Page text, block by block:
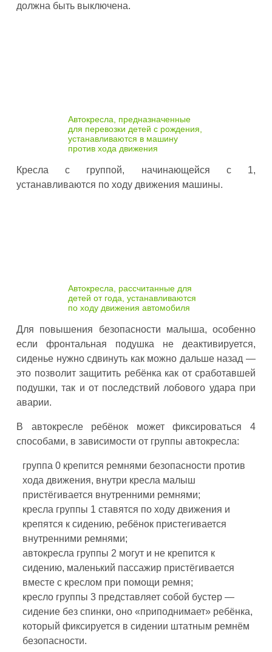
должна быть выключена.
Автокресла, предназначенные
для перевозки детей с рождения,
устанавливаются в машину
против хода движения
Кресла с группой, начинающейся с 1,
устанавливаются по ходу движения машины.
Автокресла, рассчитанные для
детей от года, устанавливаются
по ходу движения автомобиля
Для повышения безопасности малыша, особенно
если фронтальная подушка не деактивируется,
сиденье нужно сдвинуть как можно дальше назад —
это позволит защитить ребёнка как от сработавшей
подушки, так и от последствий лобового удара при
аварии.
В автокресле ребёнок может фиксироваться 4
способами, в зависимости от группы автокресла:
группа 0 крепится ремнями безопасности против
хода движения, внутри кресла малыш
пристёгивается внутренними ремнями;
кресла группы 1 ставятся по ходу движения и
крепятся к сидению, ребёнок пристегивается
внутренними ремнями;
автокресла группы 2 могут и не крепится к
сидению, маленький пассажир пристёгивается
вместе с креслом при помощи ремня;
кресло группы 3 представляет собой бустер —
сидение без спинки, оно «приподнимает» ребёнка,
который фиксируется в сидении штатным ремнём
безопасности.